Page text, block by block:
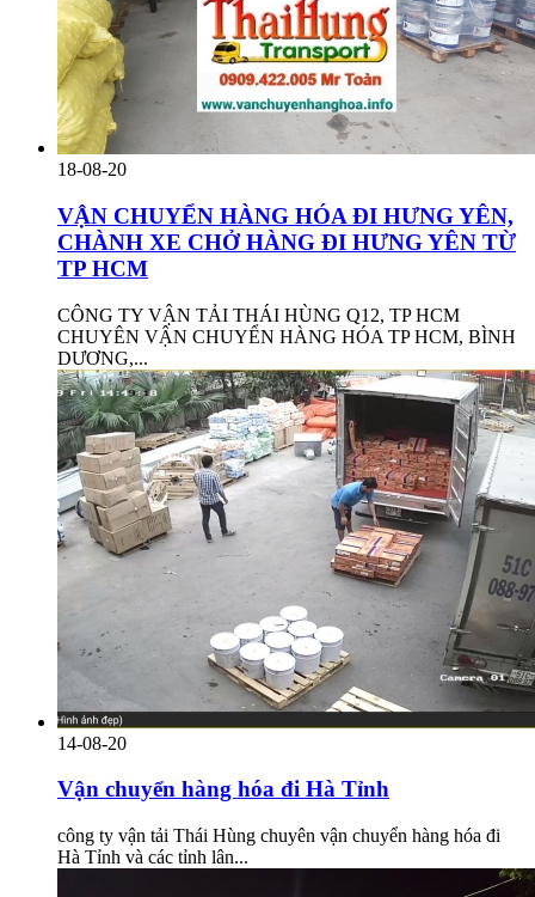
18-08-20
VẬN CHUYỂN HÀNG HÓA ĐI HƯNG YÊN,
CHÀNH XE CHỞ HÀNG ĐI HƯNG YÊN TỪ
TP HCM
CÔNG TY VẬN TẢI THÁI HÙNG Q12, TP HCM
CHUYÊN VẬN CHUYỂN HÀNG HÓA TP HCM, BÌNH
DƯƠNG,...
14-08-20
Vận chuyển hàng hóa đi Hà Tỉnh
công ty vận tải Thái Hùng chuyên vận chuyển hàng hóa đi
Hà Tỉnh và các tỉnh lân...